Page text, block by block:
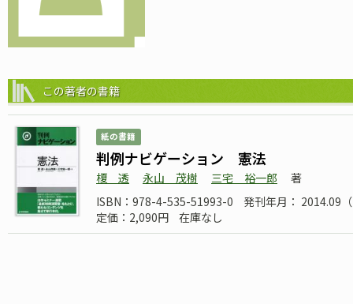
この著者の書籍
紙の書籍
判例ナビゲーション 憲法
榎 透 永山 茂樹 三宅 裕一郎
著
ISBN：978-4-535-51993-0
発刊年月： 2014.09
定価：2,090円
在庫なし